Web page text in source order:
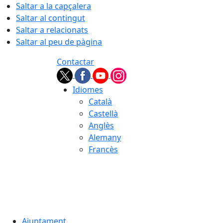
Saltar a la capçalera
Saltar al contingut
Saltar a relacionats
Saltar al peu de pàgina
Contactar
Idiomes
Català
Castellà
Anglès
Alemany
Francès